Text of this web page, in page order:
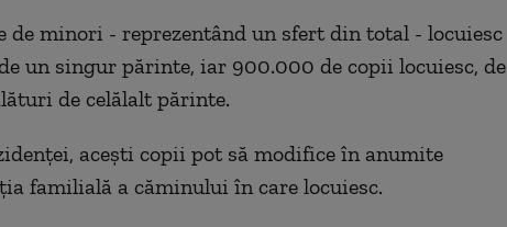
de minori - reprezentând un sfert din total - locuiesc
un singur părinte, iar 900.000 de copii locuiesc, de
de celălalt părinte.
aceşti copii pot să modifice în anumite
familială a căminului în care locuiesc.